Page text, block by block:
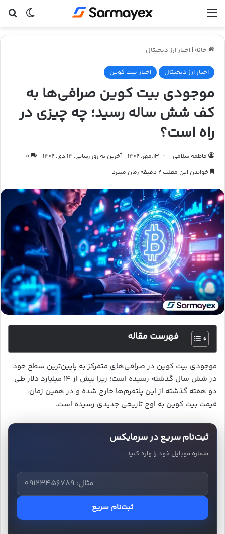
خانه | اخبار ارز دیجیتال
اخبار ارز دیجیتال اخبار بیت کوین
موجودی بیت کوین صرافی‌ها به
کف شش ساله رسید؛ چه چیزی در
راه است؟
فاطمه سلامی 13,مهر,1404 آخرین به روز رسانی: 14,دی,1404
0
خواندن این مطلب 2 دقیقه زمان میبرد
فهرست مقاله
موجودی بیت‌ کوین در صرافی‌های متمرکز به پایین‌ترین سطح خود
در شش سال گذشته رسیده است؛ زیرا بیش از ۱۴ میلیارد دلار طی
دو هفته گذشته از این پلتفرم‌ها خارج شده و در همین زمان،
قیمت بیت‌ کوین به اوج تاریخی جدیدی رسیده است.
ثبت‌نام سریع در سرمایکس
شماره موبایل خود را وارد کنید...
ثبت‌نام سریع